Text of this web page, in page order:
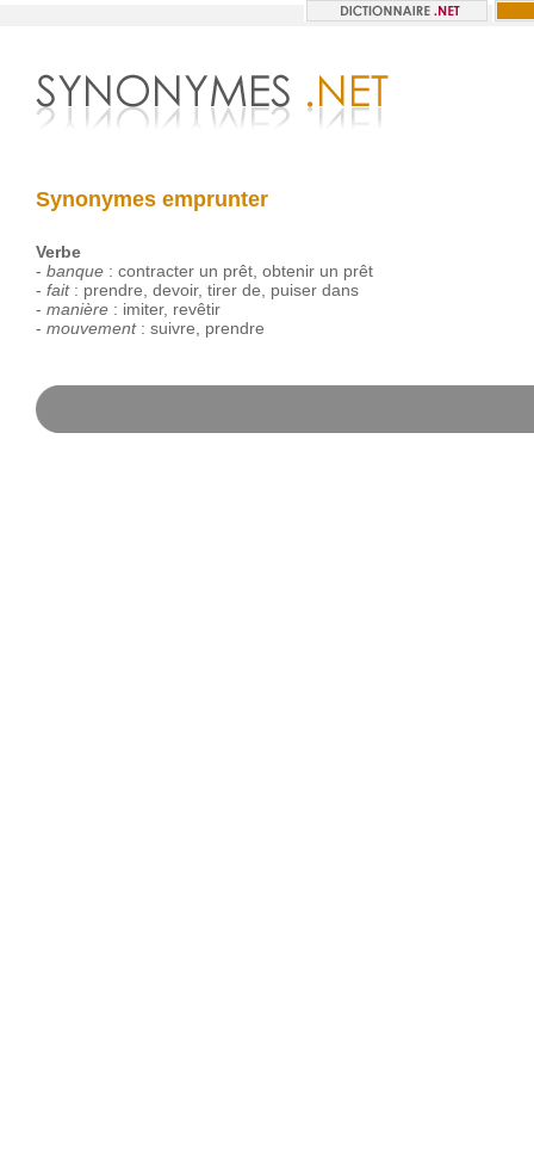
Synonymes emprunter
Verbe
- banque: contracter un prêt, obtenir un prêt
- fait: prendre devoir, tirer de puiser dans
- manière: imiter, revêtir
- mouvement: suivre prendre